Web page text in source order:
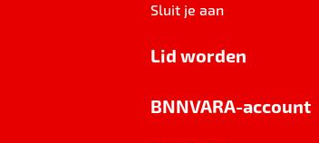
Sluit je aan
Lid worden
BNNVARA-account